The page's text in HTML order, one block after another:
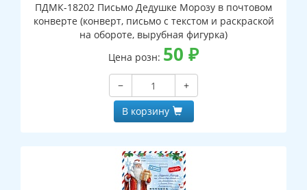
ПДМК-18202 Письмо Дедушке Морозу в почтовом
конверте (конверт, письмо с текстом и раскраской
на обороте, вырубная фигурка)
Цена розн: 50 ₽
−
+
В корзину